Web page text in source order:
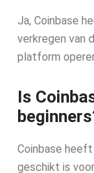
Ja, Coinbase
verkregen van
platform
Is
Coinbase
geschikt is